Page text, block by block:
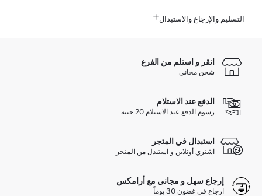
التسليم والإرجاع والاستبدال
انقر و استلم من الفرع
شحن مجاني
الدفع عند الاستلام
رسوم الدفع عند الاستلام 20 جنيه
استبدال في المتجر
اشتري أونلاين و استبدل من المتجر
إرجاع سهل و مجاني مع أرامكس
ارجاع في غضون 30 يوماً